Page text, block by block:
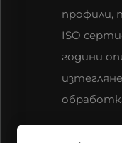
профили,
ISO
години